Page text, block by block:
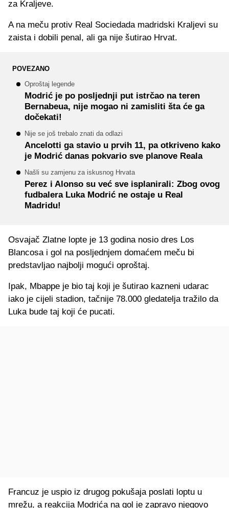
za Kraljeve.
A na meču protiv Real Sociedada madridski Kraljevi su
zaista i dobili penal, ali ga nije šutirao Hrvat.
POVEZANO
Oproštaj legende
Modrić je po posljednji put istrčao na teren
Bernabeua, nije mogao ni zamisliti šta će ga
dočekati!
Nije se još trebalo znati da odlazi
Ancelotti ga stavio u prvih 11, pa otkriveno kako
je Modrić danas pokvario sve planove Reala
Našli su zamjenu za iskusnog Hrvata
Perez i Alonso su već sve isplanirali: Zbog ovog
fudbalera Luka Modrić ne ostaje u Real
Madridu!
Osvajač Zlatne lopte je 13 godina nosio dres Los
Blancosa i gol na posljednjem domaćem meču bi
predstavljao najbolji mogući oproštaj.
Ipak, Mbappe je bio taj koji je šutirao kazneni udarac
iako je cijeli stadion, tačnije 78.000 gledatelja tražilo da
Luka bude taj koji će pucati.
Francuz je uspio iz drugog pokušaja poslati loptu u
mrežu, a reakcija Modrića na gol je zapravo njegovo